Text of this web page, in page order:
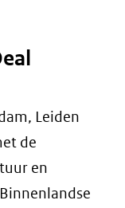
Leiden
de
en